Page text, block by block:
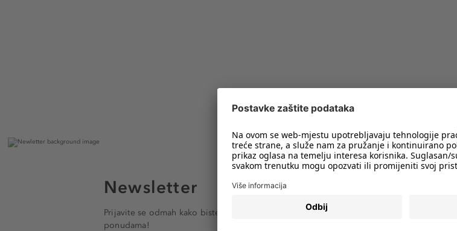
Newsletter
Prijavite se odmah kako biste e-mailom primali obavijesti o svim trendovima i
ponudama!